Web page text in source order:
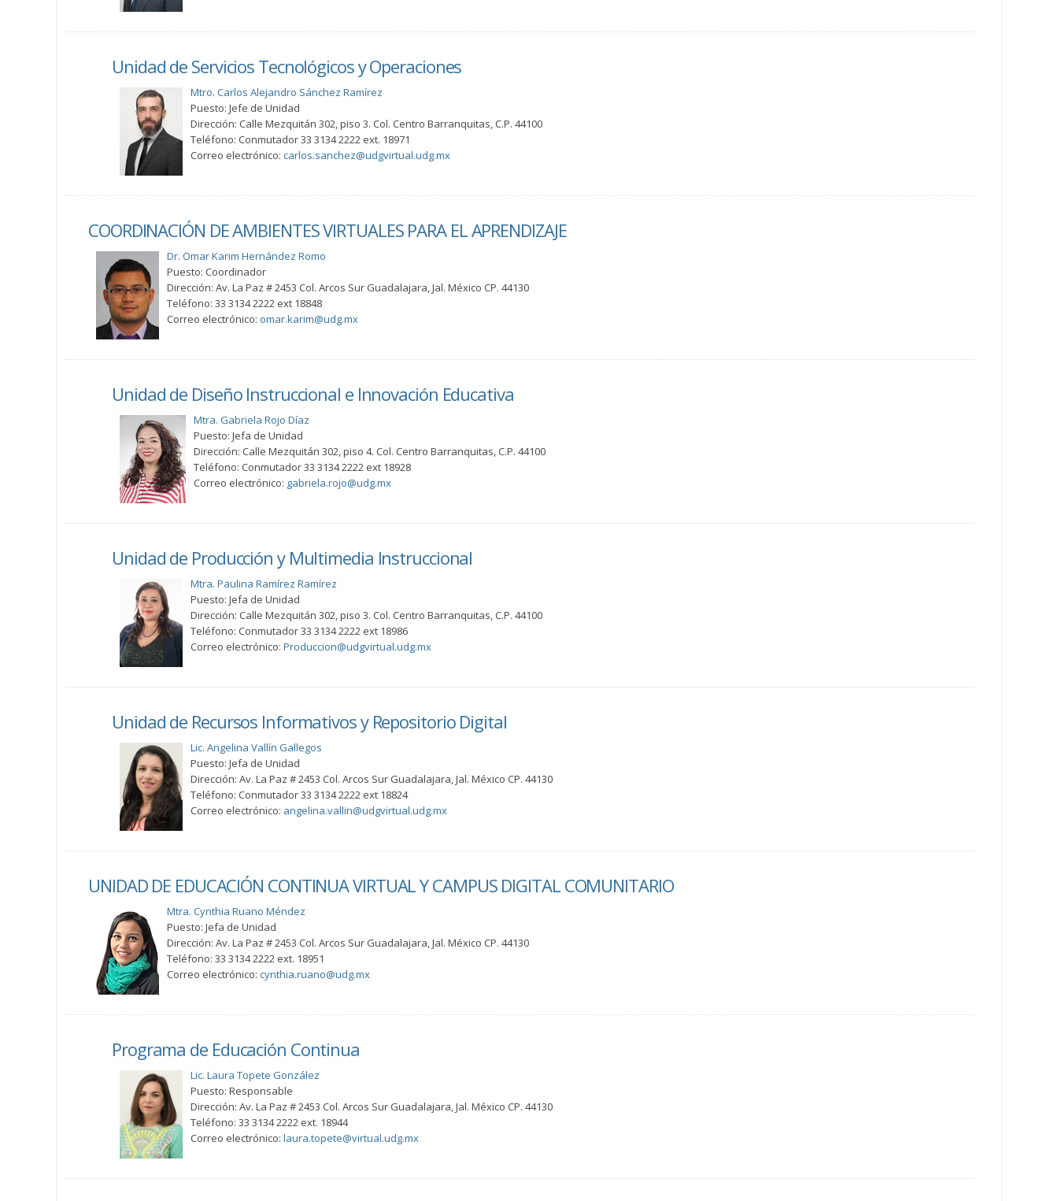
Unidad de Servicios Tecnológicos y Operaciones
Mtro. Carlos Alejandro Sánchez Ramírez
Puesto: Jefe de Unidad
Dirección: Calle Mezquitán 302, piso 3. Col. Centro Barranquitas, C.P. 44100
Teléfono: Conmutador 33 3134 2222 ext. 18971
Correo electrónico: carlos.sanchez@udgvirtual.udg.mx
COORDINACIÓN DE AMBIENTES VIRTUALES PARA EL APRENDIZAJE
Dr. Omar Karim Hernández Romo
Puesto: Coordinador
Dirección: Av. La Paz # 2453 Col. Arcos Sur Guadalajara, Jal. México CP. 44130
Teléfono: 33 3134 2222 ext 18848
Correo electrónico: omar.karim@udg.mx
Unidad de Diseño Instruccional e Innovación Educativa
Mtra. Gabriela Rojo Díaz
Puesto: Jefa de Unidad
Dirección: Calle Mezquitán 302, piso 4. Col. Centro Barranquitas, C.P. 44100
Teléfono: Conmutador 33 3134 2222 ext 18928
Correo electrónico: gabriela.rojo@udg.mx
Unidad de Producción y Multimedia Instruccional
Mtra. Paulina Ramírez Ramírez
Puesto: Jefa de Unidad
Dirección: Calle Mezquitán 302, piso 3. Col. Centro Barranquitas, C.P. 44100
Teléfono: Conmutador 33 3134 2222 ext 18986
Correo electrónico: Produccion@udgvirtual.udg.mx
Unidad de Recursos Informativos y Repositorio Digital
Lic. Angelina Vallín Gallegos
Puesto: Jefa de Unidad
Dirección: Av. La Paz # 2453 Col. Arcos Sur Guadalajara, Jal. México CP. 44130
Teléfono: Conmutador 33 3134 2222 ext 18824
Correo electrónico: angelina.vallin@udgvirtual.udg.mx
UNIDAD DE EDUCACIÓN CONTINUA VIRTUAL Y CAMPUS DIGITAL COMUNITARIO
Mtra. Cynthia Ruano Méndez
Puesto: Jefa de Unidad
Dirección: Av. La Paz # 2453 Col. Arcos Sur Guadalajara, Jal. México CP. 44130
Teléfono: 33 3134 2222 ext. 18951
Correo electrónico: cynthia.ruano@udg.mx
Programa de Educación Continua
Lic. Laura Topete González
Puesto: Responsable
Dirección: Av. La Paz # 2453 Col. Arcos Sur Guadalajara, Jal. México CP. 44130
Teléfono: 33 3134 2222 ext. 18944
Correo electrónico: laura.topete@virtual.udg.mx